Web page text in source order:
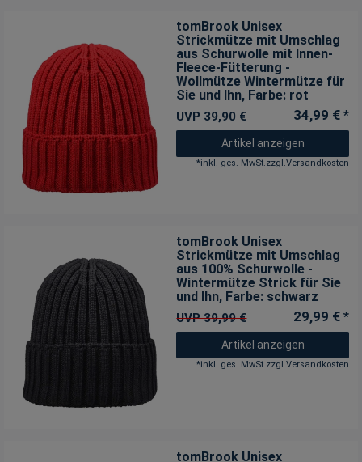
tomBrook Unisex
Strickmütze mit Umschlag
aus Schurwolle mit Innen-
Fleece-Fütterung -
Wollmütze Wintermütze für
Sie und Ihn, Farbe: rot
UVP 39,90 € 34,99 € *
Artikel anzeigen
*inkl. ges. MwSt.zzgl.Versandkosten
tomBrook Unisex
Strickmütze mit Umschlag
aus 100% Schurwolle -
Wintermütze Strick für Sie
und Ihn, Farbe: schwarz
UVP 39,99 € 29,99 € *
Artikel anzeigen
*inkl. ges. MwSt.zzgl.Versandkosten
tomBrook Unisex